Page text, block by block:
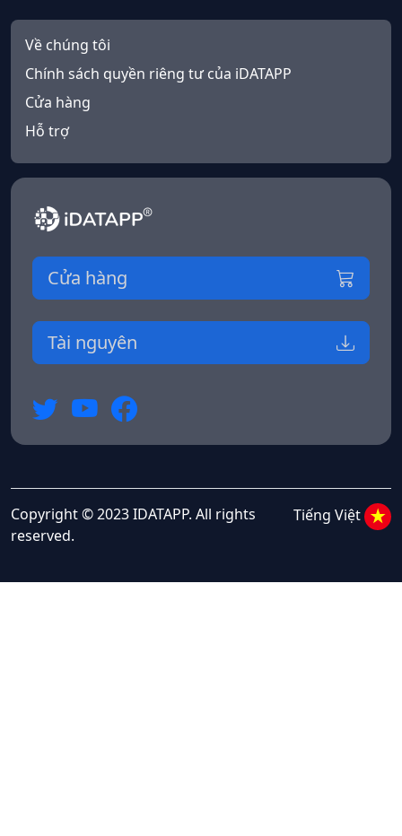
Về chúng tôi
Chính sách quyền riêng tư của iDATAPP
Cửa hàng
Hỗ trợ
Cửa hàng
Tài nguyên
Copyright © 2023 IDATAPP. All rights
reserved.
Tiếng Việt